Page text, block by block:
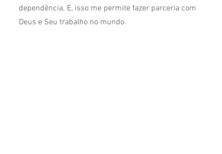
dependência. E, isso me permite fazer parceria com
Deus e Seu trabalho no mundo.